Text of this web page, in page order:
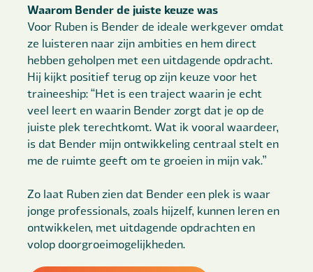
Waarom Bender de juiste keuze was
Voor Ruben is Bender de ideale werkgever omdat
ze luisteren naar zijn ambities en hem direct
hebben geholpen met een uitdagende opdracht.
Hij kijkt positief terug op zijn keuze voor het
traineeship: “Het is een traject waarin je echt
veel leert en waarin Bender zorgt dat je op de
juiste plek terechtkomt. Wat ik vooral waardeer,
is dat Bender mijn ontwikkeling centraal stelt en
me de ruimte geeft om te groeien in mijn vak.”
Zo laat Ruben zien dat Bender een plek is waar
jonge professionals, zoals hijzelf, kunnen leren en
ontwikkelen, met uitdagende opdrachten en
volop doorgroeimogelijkheden.